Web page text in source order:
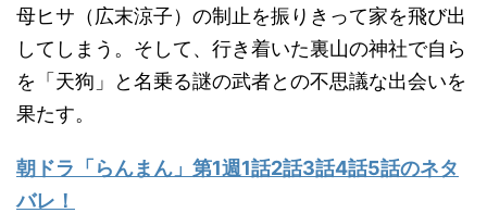
母ヒサ（広末涼子）の制止を振りきって家を飛び出
してしまう。そして、行き着いた裏山の神社で自ら
を「天狗」と名乗る謎の武者との不思議な出会いを
果たす。
朝ドラ「らんまん」第1週1話2話3話4話5話のネタ
バレ！